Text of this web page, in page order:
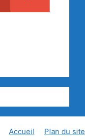
Accueil Plan du site